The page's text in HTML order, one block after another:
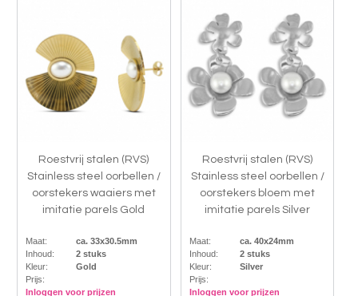
Roestvrij stalen (RVS)
Stainless steel oorbellen /
oorstekers waaiers met
imitatie parels Gold
Maat:
ca. 33x30.5mm
Inhoud:
2 stuks
Kleur:
Gold
Prijs:
Inloggen voor prijzen
Roestvrij stalen (RVS)
Stainless steel oorbellen /
oorstekers bloem met
imitatie parels Silver
Maat:
ca. 40x24mm
Inhoud:
2 stuks
Kleur:
Silver
Prijs:
Inloggen voor prijzen